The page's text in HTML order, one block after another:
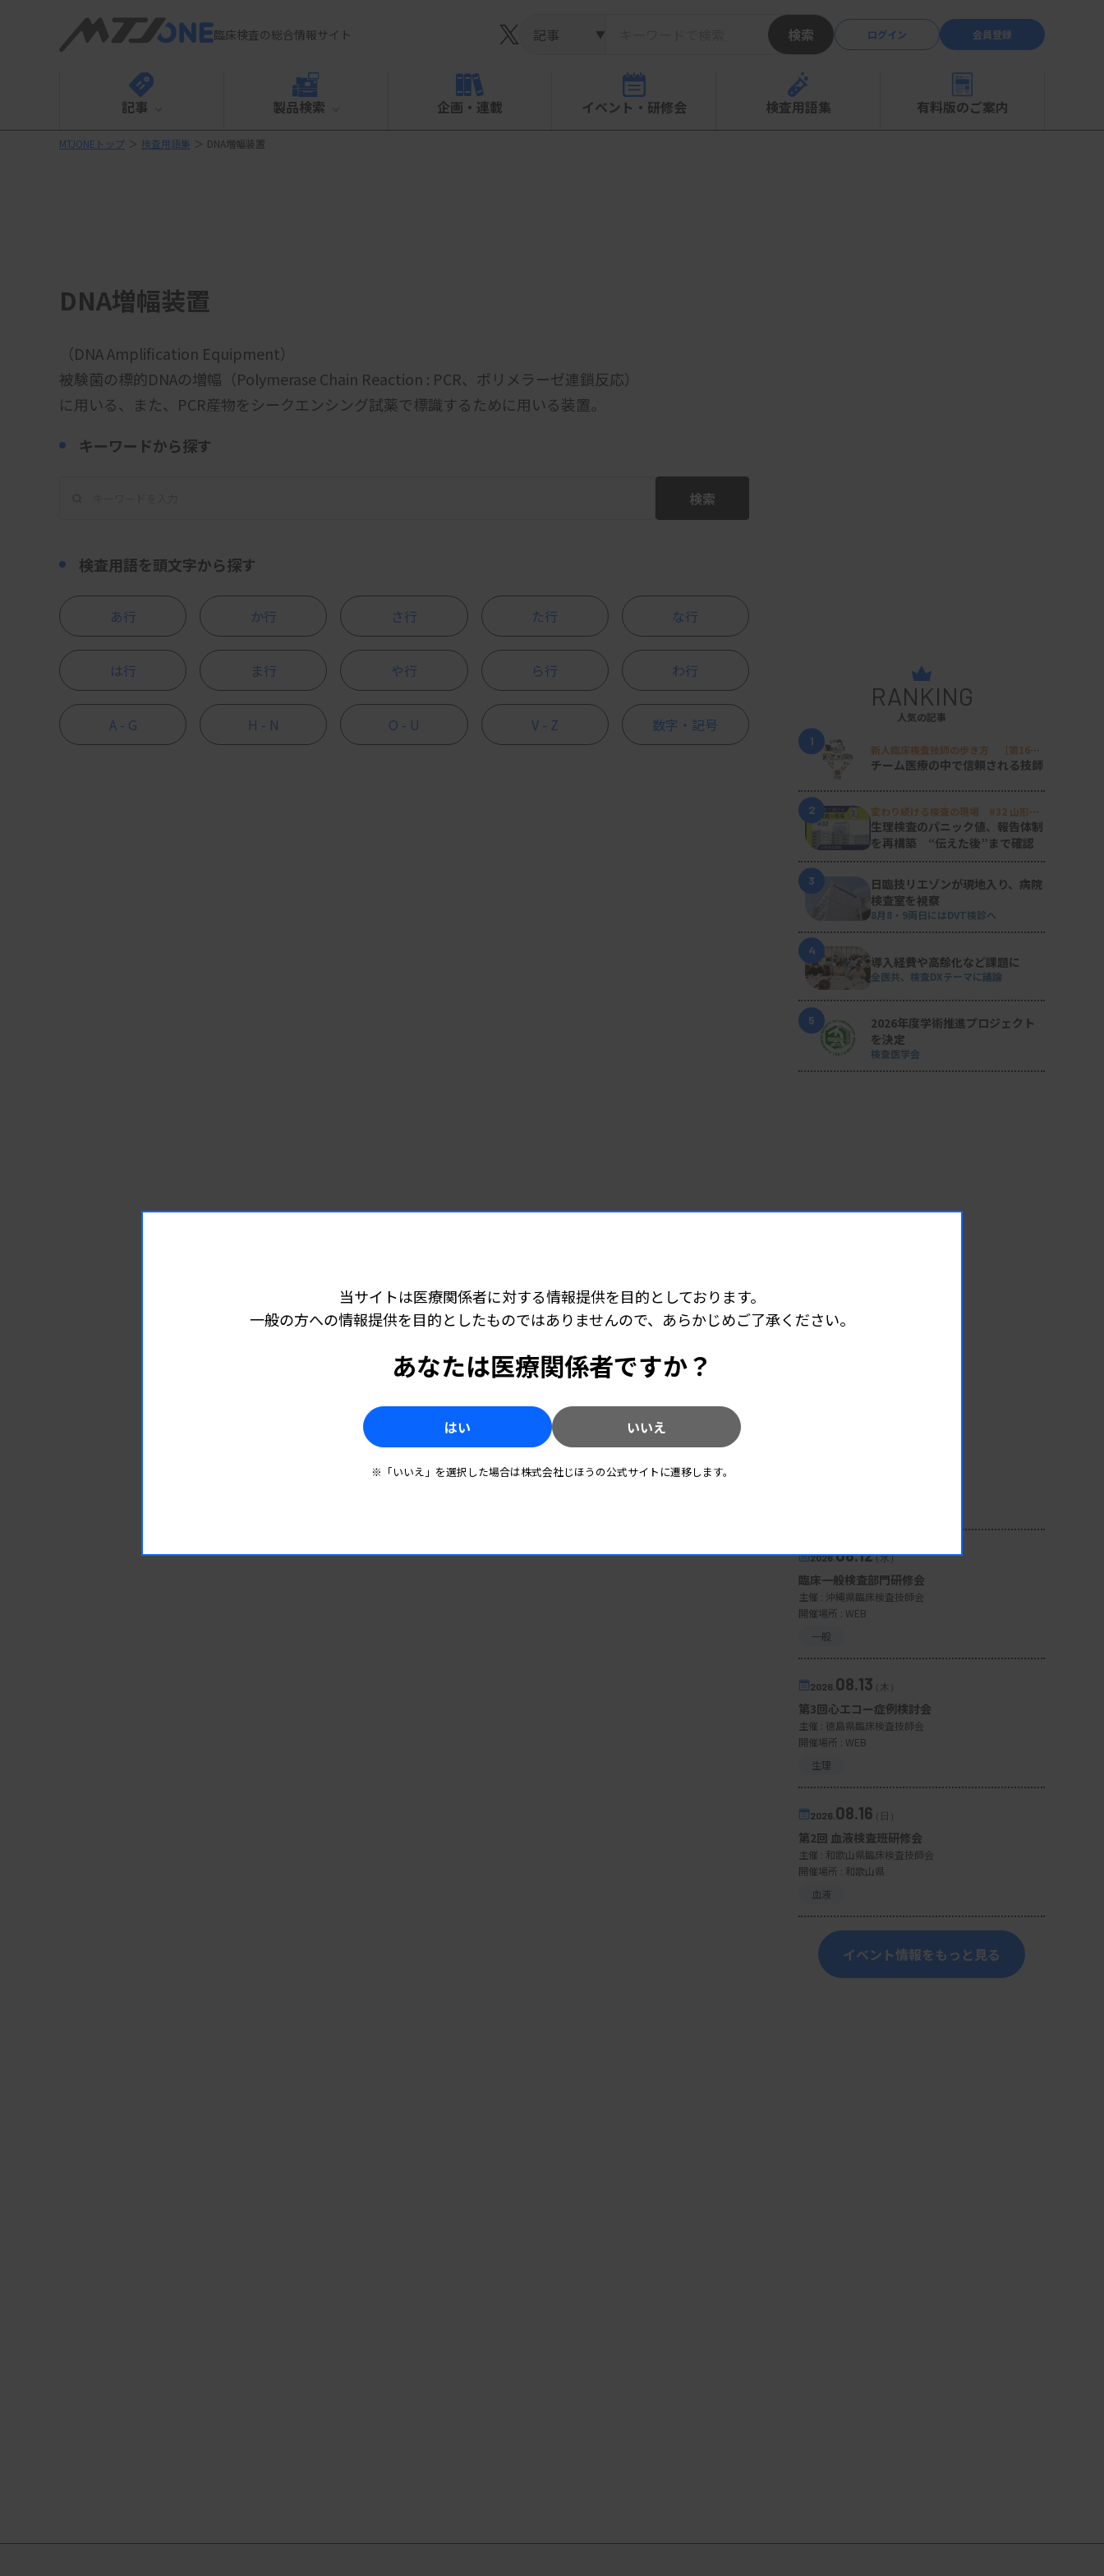
臨床検査の総合情報サイト ▼ 検索 ログイン 会員登録
記事 製品検索 企画・連載 イベント・研修会 検査用語集 有料版のご案内
MTJONEトップ ＞ 検査用語集 ＞ DNA増幅装置
DNA増幅装置
（DNA Amplification Equipment）
被験菌の標的DNAの増幅（Polymerase Chain Reaction : PCR、ポリメラーゼ連鎖反応）
に用いる、また、PCR産物をシークエンシング試薬で標識するために用いる装置。
キーワードから探す
検索
検査用語を頭文字から探す
あ行 か行 さ行 た行 な行
は行 ま行 や行 ら行 わ行
A - G H - N O - U V - Z 数字・記号
RANKING
人気の記事
1
新人臨床検査技師の歩き方 ［第16
回］
チーム医療の中で信頼される技師
2
変わり続ける検査の現場 #32 山形済
生病院
生理検査のパニック値、報告体制
を再構築 “伝えた後”まで確認
3
日臨技リエゾンが現地入り、病院
検査室を視察
8月8・9両日にはDVT検診へ
4
導入経費や高齢化など課題に
全医共、検査DXテーマに議論
5
2026年度学術推進プロジェクト
を決定
検査医学会
2026.08.12（水）
臨床一般検査部門研修会
主催 : 沖縄県臨床検査技師会
開催場所 : WEB
一般
2026. 08.13（木）
第3回心エコー症例検討会
主催 : 徳島県臨床検査技師会
開催場所 : WEB
生理
2026. 08.16（日）
第2回 血液検査班研修会
主催 : 和歌山県臨床検査技師会
開催場所 : 和歌山県
血液
イベント情報をもっと見る
当サイトは医療関係者に対する情報提供を目的としております。
一般の方への情報提供を目的としたものではありませんので、あらかじめご了承ください。
あなたは医療関係者ですか？
はい いいえ
※「いいえ」を選択した場合は株式会社じほうの公式サイトに遷移します。